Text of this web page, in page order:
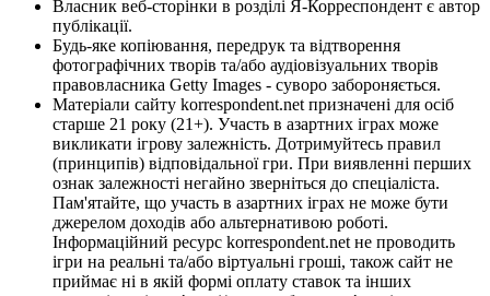
Власник веб-сторінки в розділі Я-Корреспондент є автор
публікації.
Будь-яке копіювання, передрук та відтворення
фотографічних творів та/або аудіовізуальних творів
правовласника Getty Images - суворо забороняється.
Матеріали сайту korrespondent.net призначені для осіб
старше 21 року (21+). Участь в азартних іграх може
викликати ігрову залежність. Дотримуйтесь правил
(принципів) відповідальної гри. При виявленні перших
ознак залежності негайно зверніться до спеціаліста.
Пам'ятайте, що участь в азартних іграх не може бути
джерелом доходів або альтернативою роботі.
Інформаційний ресурс korrespondent.net не проводить
ігри на реальні та/або віртуальні гроші, також сайт не
приймає ні в якій формі оплату ставок та інших